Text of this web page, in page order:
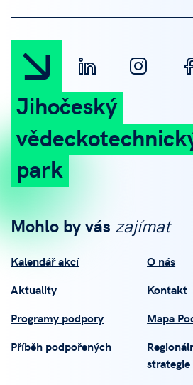
Jihočeský
park
Mohlo by vás zajímat
Kalendář akcí
Aktuality
Programy podpory
Příběh podpořených
O nás
Kontakt
Mapa
strategie